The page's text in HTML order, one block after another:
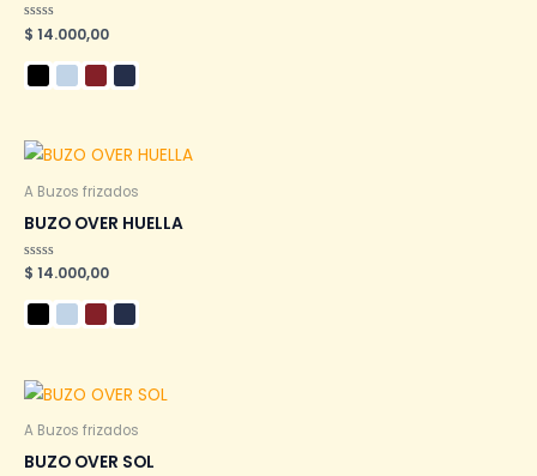
Valorado
en
0
de
5
$ 14.000,00
A Buzos frizados
BUZO OVER HUELLA
Valorado
en
0
de
5
$ 14.000,00
A Buzos frizados
BUZO OVER SOL